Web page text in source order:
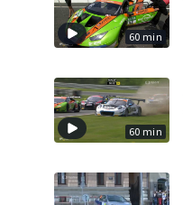
60 min
60 min